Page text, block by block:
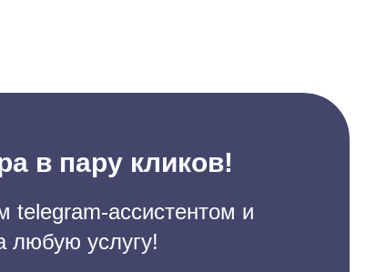
в пару кликов!
telegram-ассистентом и
любую услугу!